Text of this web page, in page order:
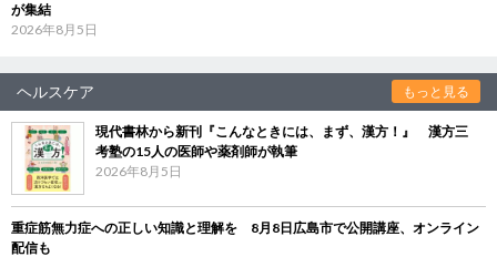
が集結
2026年8月5日
ヘルスケア もっと見る
現代書林から新刊『こんなときには、まず、漢方！』 漢方三
考塾の15人の医師や薬剤師が執筆
2026年8月5日
重症筋無力症への正しい知識と理解を 8月8日広島市で公開講座、オンライン
配信も